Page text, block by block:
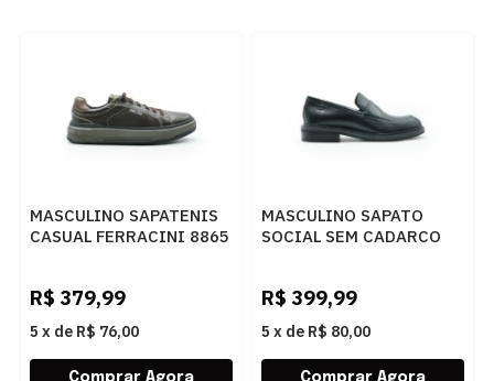
MASCULINO SAPATENIS
CASUAL FERRACINI 8865
R$ 379,99
5 x de R$ 76,00
MASCULINO SAPATO
SOCIAL SEM CADARCO
R$ 399,99
5 x de R$ 80,00